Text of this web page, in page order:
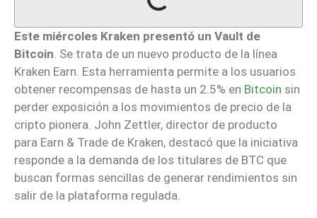
Este miércoles Kraken presentó un Vault de
Bitcoin . Se trata de un nuevo producto de la línea
Kraken Earn. Esta herramienta permite a los usuarios
obtener recompensas de hasta un 2.5% en Bitcoin sin
perder exposición a los movimientos de precio de la
cripto pionera. John Zettler, director de producto
para Earn & Trade de Kraken, destacó que la iniciativa
responde a la demanda de los titulares de BTC que
buscan formas sencillas de generar rendimientos sin
salir de la plataforma regulada.